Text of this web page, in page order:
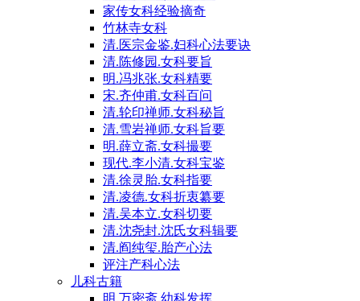
家传女科经验摘奇
竹林寺女科
清.医宗金鉴.妇科心法要诀
清.陈修园.女科要旨
明.冯兆张.女科精要
宋.齐仲甫.女科百问
清.轮印禅师.女科秘旨
清.雪岩禅师.女科旨要
明.薛立斋.女科撮要
现代.李小清.女科宝鉴
清.徐灵胎.女科指要
清.凌德.女科折衷纂要
清.吴本立.女科切要
清.沈尧封.沈氏女科辑要
清.阎纯玺.胎产心法
评注产科心法
儿科古籍
明.万密斋.幼科发挥